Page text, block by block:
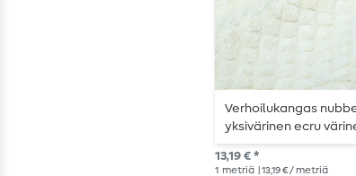
Verhoilukangas
yksivärinen ecru
13,19 € *
1 metriä | 13,19 € / metriä